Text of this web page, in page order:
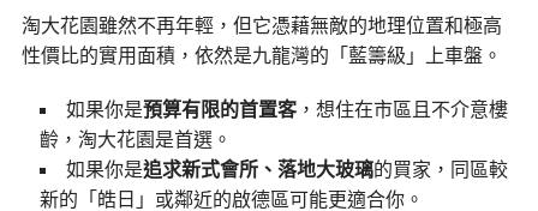
淘大花園雖然不再年輕，但它憑藉無敵的地理位置和極高
性價比的實用面積，依然是九龍灣的「藍籌級」上車盤。
如果你是預算有限的首置客，想住在市區且不介意樓
齡，淘大花園是首選。
如果你是追求新式會所、落地大玻璃的買家，同區較
新的「皓日」或鄰近的啟德區可能更適合你。